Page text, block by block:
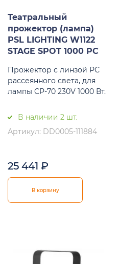
Театральный
прожектор (лампа)
PSL LIGHTING W1122
STAGE SPOT 1000 PC
Прожектор с линзой РС
рассеянного света, для
лампы CP-70 230V 1000 Вт.
В наличии 2 шт.
Артикул: DD0005-111884
25 441 ₽
В корзину